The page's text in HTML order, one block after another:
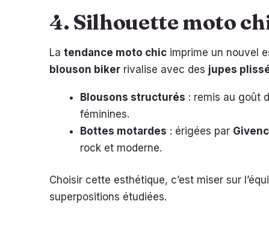
4. Silhouette moto
La tendance moto chic imprime un nouvel
blouson biker rivalise avec des jupes
Blousons structurés : remis au goût
féminines.
Bottes motardes : érigées par
rock et moderne.
Choisir cette esthétique, c’est miser sur
superpositions étudiées.